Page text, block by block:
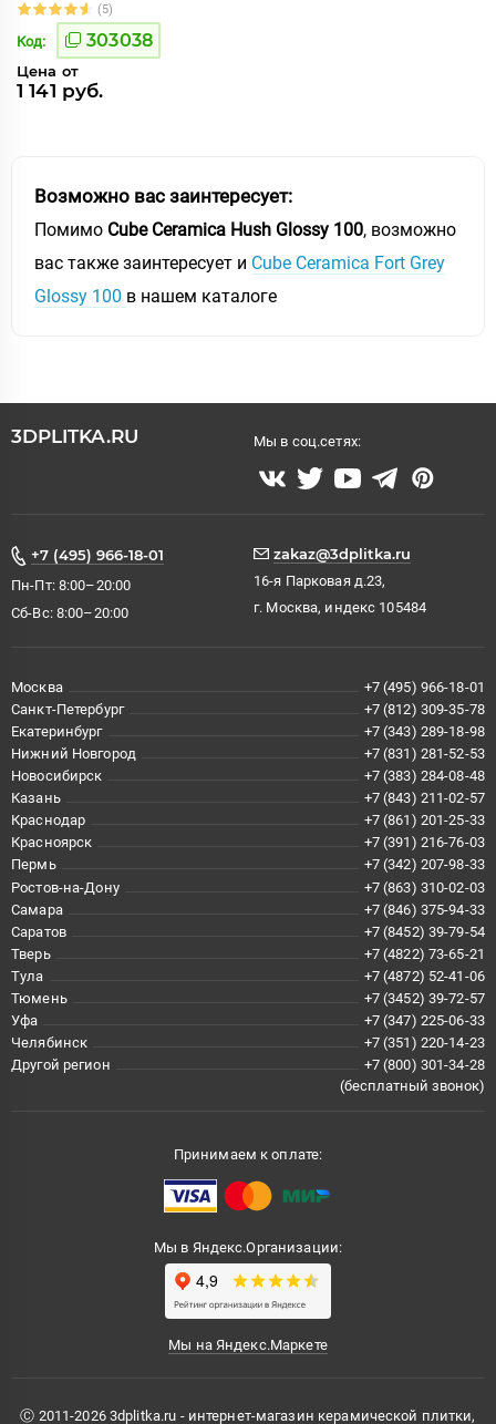
(5)
Код: 303038
Цена от
1 141 руб.
Возможно вас заинтересует:
Помимо Cube Ceramica Hush Glossy 100, возможно
вас также заинтересует и Cube Ceramica Fort Grey
Glossy 100 в нашем каталоге
3DPLITKA.RU Мы в соц.сетях:
+7 (495) 966-18-01
Пн-Пт: 8:00–20:00
Сб-Вс: 8:00–20:00
zakaz@3dplitka.ru
16-я Парковая д.23,
г. Москва, индекс 105484
Москва
+7 (495) 966-18-01
Санкт-Петербург
+7 (812) 309-35-78
Екатеринбург
+7 (343) 289-18-98
Нижний Новгород
+7 (831) 281-52-53
Новосибирск
+7 (383) 284-08-48
Казань
+7 (843) 211-02-57
Краснодар
+7 (861) 201-25-33
Красноярск
+7 (391) 216-76-03
Пермь
+7 (342) 207-98-33
Ростов-на-Дону
+7 (863) 310-02-03
Самара
+7 (846) 375-94-33
Саратов
+7 (8452) 39-79-54
Тверь
+7 (4822) 73-65-21
Тула
+7 (4872) 52-41-06
Тюмень
+7 (3452) 39-72-57
Уфа
+7 (347) 225-06-33
Челябинск
+7 (351) 220-14-23
Другой регион
+7 (800) 301-34-28
(бесплатный звонок)
Принимаем к оплате:
Мы в Яндекс.Организации:
Мы на Яндекс.Маркете
Ⓒ 2011-2026 3dplitka.ru - интернет-магазин керамической плитки,